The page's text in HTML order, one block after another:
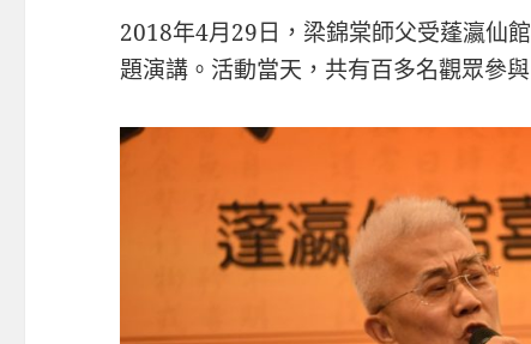
2018年4月29日，梁錦棠師父受蓬瀛仙
題演講。活動當天，共有百多名觀眾參